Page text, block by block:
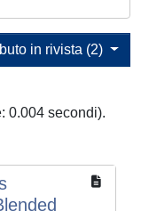
in rivista (2)
0.004 secondi).